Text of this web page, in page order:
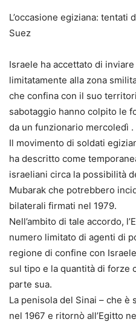
L’occasione egiziana: tentati
Suez
Israele ha accettato di
limitatamente alla zona
che confina con il suo
sabotaggio hanno colpito le
da un funzionario mercoledì .
Il movimento di soldati
ha descritto come
israeliani circa la possibilità
Mubarak che potrebbero
bilaterali firmati nel 1979.
Nell’ambito di tale accordo,
numero limitato di agenti di
regione di confine con
sul tipo e la quantità di forze
parte sua.
La penisola del Sinai – che è
nel 1967 e ritornò all’Egitto